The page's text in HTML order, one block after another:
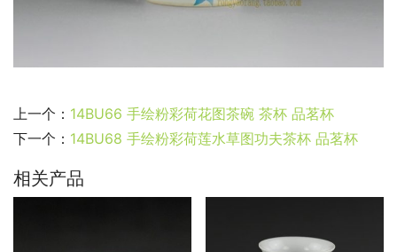
上一个： 14BU66 手绘粉彩荷花图茶碗 茶杯 品茗杯
下一个： 14BU68 手绘粉彩荷莲水草图功夫茶杯 品茗杯
相关产品